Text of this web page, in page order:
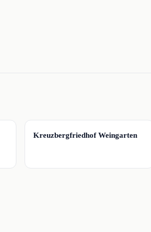
📍
Kreuzbergfriedhof Weingarten